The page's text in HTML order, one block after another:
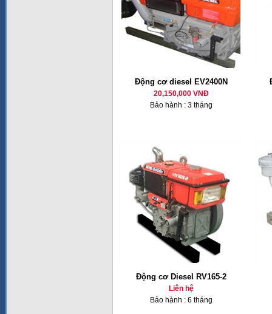
Động cơ diesel EV2400N
20,150,000 VNĐ
Bảo hành : 3 tháng
Động cơ Diesel RV165-2
Liên hệ
Bảo hành : 6 tháng